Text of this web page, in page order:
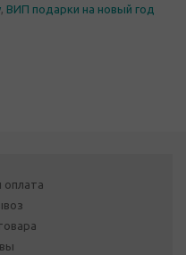
, ВИП подарки на новый год
оплата